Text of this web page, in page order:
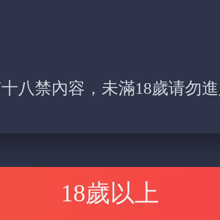
八禁內容，未滿18歲请勿
18歲以上